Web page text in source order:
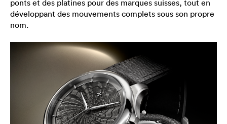
ponts et des platines pour des marques suisses, tout en
développant des mouvements complets sous son propre
nom.